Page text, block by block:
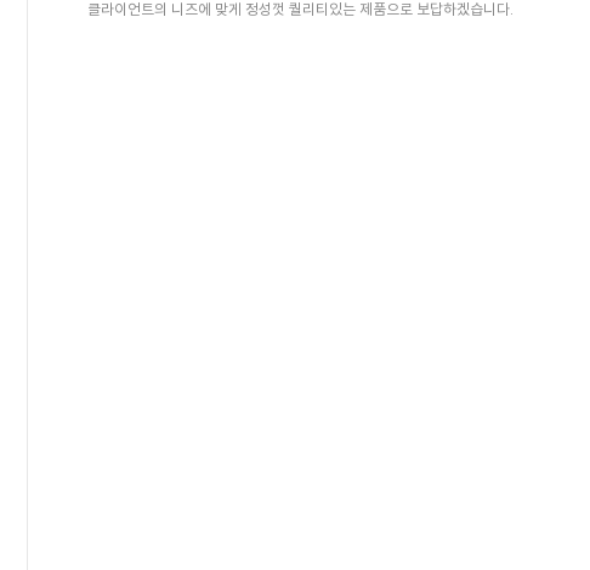
클라이언트의 니즈에 맞게 정성껏 퀄리티있는 제품으로 보답하겠습니다.